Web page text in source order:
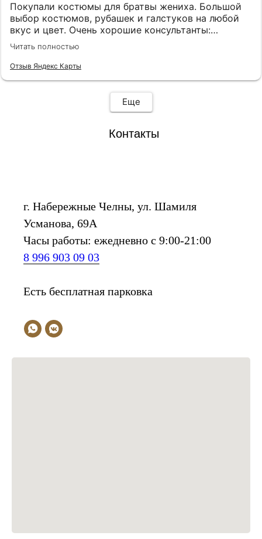
Покупали костюмы для братвы жениха. Большой
выбор костюмов, рубашек и галстуков на любой
вкус и цвет. Очень хорошие консультанты:
клиентоориентированы, эмпатичны, симпатичны, с
хорошим вкусом. Огромная благодарность
консультантам Анне и Ляле! Также наливают чай,
Читать полностью
Отзыв Яндекс Карты
Еще
Контакты
г. Набережные Челны, ул. Шамиля
Усманова, 69А
Часы работы: ежедневно с 9:00-21:00
8 996 903 09 03
Есть бесплатная парковка